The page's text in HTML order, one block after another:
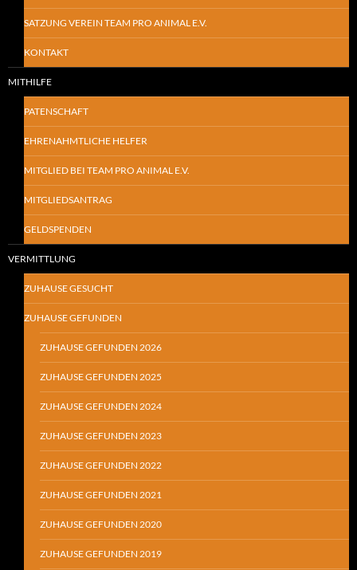
SATZUNG VEREIN TEAM PRO ANIMAL E.V.
KONTAKT
MITHILFE
PATENSCHAFT
EHRENAHMTLICHE HELFER
MITGLIED BEI TEAM PRO ANIMAL E.V.
MITGLIEDSANTRAG
GELDSPENDEN
VERMITTLUNG
ZUHAUSE GESUCHT
ZUHAUSE GEFUNDEN
ZUHAUSE GEFUNDEN 2026
ZUHAUSE GEFUNDEN 2025
ZUHAUSE GEFUNDEN 2024
ZUHAUSE GEFUNDEN 2023
ZUHAUSE GEFUNDEN 2022
ZUHAUSE GEFUNDEN 2021
ZUHAUSE GEFUNDEN 2020
ZUHAUSE GEFUNDEN 2019